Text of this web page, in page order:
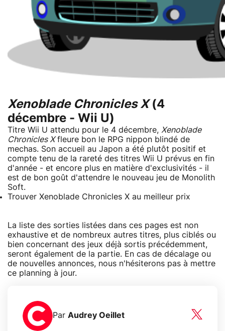
Xenoblade Chronicles X(4
décembre - Wii U)
Titre Wii U attendu pour le 4 décembre, Xenoblade
Chronicles Xfleure bon le RPG nippon blindé de
mechas. Son accueil au Japon a été plutôt positif et
compte tenu de la rareté des titres Wii U prévus en fin
d'année - et encore plus en matière d'exclusivités - il
est de bon goût d'attendre le nouveau jeu de Monolith
Soft.
Trouver Xenoblade Chronicles X au meilleur prix
La liste des sorties listées dans ces pages est non
exhaustive et de nombreux autres titres, plus ciblés ou
bien concernant des jeux déjà sortis précédemment,
seront également de la partie. En cas de décalage ou
de nouvelles annonces, nous n'hésiterons pas à mettre
ce planning à jour.
Par Audrey Oeillet